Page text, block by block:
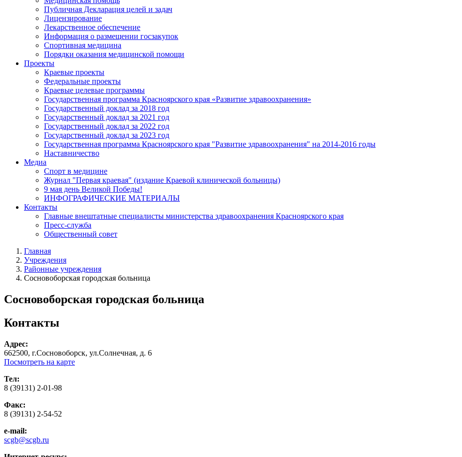
Публичная Декларация целей и задач
Лицензирование
Лекарственное обеспечение
Информация о размещении госзакупок
Спортивная медицина
Порядки оказания медицинской помощи
Проекты
Краевые проекты
Федеральные проекты
Краевые целевые программы
Государственная программа Красноярского края «Развитие здравоохранения»
Государственный доклад за 2018 год
Государственный доклад за 2021 год
Государственный доклад за 2022 год
Государственный доклад за 2023 год
Государственная программа Красноярского края "Развитие здравоохранения" на 2014-2016 годы
Наставничество
Медиа
Спорт в медицине
Журнал "Первая краевая" (издание Краевой клинической больницы)
9 мая день Великой Победы!
ИНФОГРАФИЧЕСКИЕ МАТЕРИАЛЫ
Контакты
Главные внештатные специалисты министерства здравоохранения Красноярского края
Пресс-служба
Общественный совет
Главная
Учреждения
Районные учреждения
Сосновоборская городская больница
Сосновоборская городская больница
Контакты
Адрес:
662500, г.Сосновоборск, ул.Солнечная, д. 6
Посмотреть на карте
Тел:
8 (39131) 2-01-98
Факс:
8 (39131) 2-54-52
e-mail:
scgb@scgb.ru